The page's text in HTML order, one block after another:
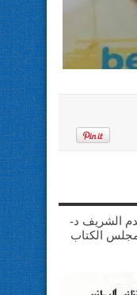
الشريف د-
الكتاب